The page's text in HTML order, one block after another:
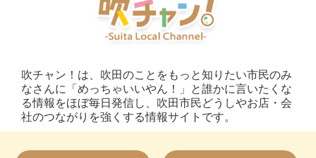
吹チャン！は、吹田のことをもっと知りたい市民のみ
なさんに「めっちゃいいやん！」と誰かに言いたくな
る情報をほぼ毎日発信し、吹田市民どうしやお店・会
社のつながりを強くする情報サイトです。